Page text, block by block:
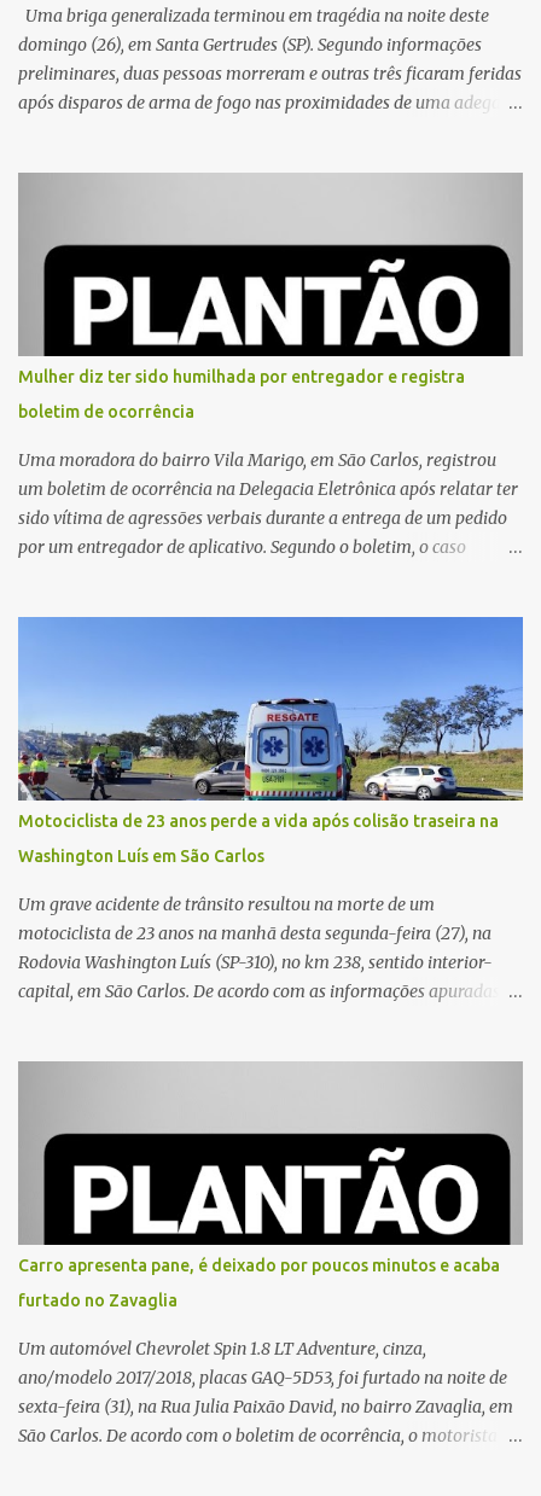
Uma briga generalizada terminou em tragédia na noite deste
domingo (26), em Santa Gertrudes (SP). Segundo informações
preliminares, duas pessoas morreram e outras três ficaram feridas
após disparos de arma de fogo nas proximidades de uma adega. O
diversos disparos. Duas vítimas morreram ainda no local. Outras
três pessoas foram baleadas e socorridas. Até o momento, não
foram divulgadas informações oficiais sobre o estado de saúde dos
feridos. Equipes da Polícia Militar de Santa Gertrudes atenderam a
ocorrência e isolaram a área para o trabalho da perícia. Até a
última atualização, nenhum suspeito havia sido preso. A Polícia
Civil investigará a motivação da briga, a autoria dos disparos e as
circunstâncias do crime. A ocorrência segue em anda...
Mulher diz ter sido humilhada por entregador e registra
boletim de ocorrência
Uma moradora do bairro Vila Marigo, em São Carlos, registrou
um boletim de ocorrência na Delegacia Eletrônica após relatar ter
sido vítima de agressões verbais durante a entrega de um pedido
por um entregador de aplicativo. Segundo o boletim, o caso
proximidades. Ainda conforme o registro policial, a vítima relatou
que, ao receber a entrega, voltou a ser ofendida com palavras de
baixo calão e insultos. Ela informou à Polícia Civil que mora
sozinha e que se sentiu ameaçada, coagida e humilhada com a
situação. Fonte: São Carlos Agora
Motociclista de 23 anos perde a vida após colisão traseira na
Washington Luís em São Carlos
Um grave acidente de trânsito resultou na morte de um
motociclista de 23 anos na manhã desta segunda-feira (27), na
Rodovia Washington Luís (SP-310), no km 238, sentido interior-
capital, em São Carlos. De acordo com as informações apuradas no
a violência da colisão, o motociclista foi arremessado ao solo.
Testemunhas relataram que o capacete teria se desprendido
durante o acidente. O jovem sofreu ferimentos gravíssimos e
morreu ainda no local. Equipes de resgate e de atendimento da
concessionária responsável pela rodovia foram acionadas e
realizaram a sinalização da via, além de prestarem socorro à
vítima. No entanto, o óbito foi constatado ainda no local do
acidente. A Polícia Militar Rodoviária compareceu para o registro
da ocorrência...
Carro apresenta pane, é deixado por poucos minutos e acaba
furtado no Zavaglia
Um automóvel Chevrolet Spin 1.8 LT Adventure, cinza,
ano/modelo 2017/2018, placas GAQ-5D53, foi furtado na noite de
sexta-feira (31), na Rua Julia Paixão David, no bairro Zavaglia, em
São Carlos. De acordo com o boletim de ocorrência, o motorista